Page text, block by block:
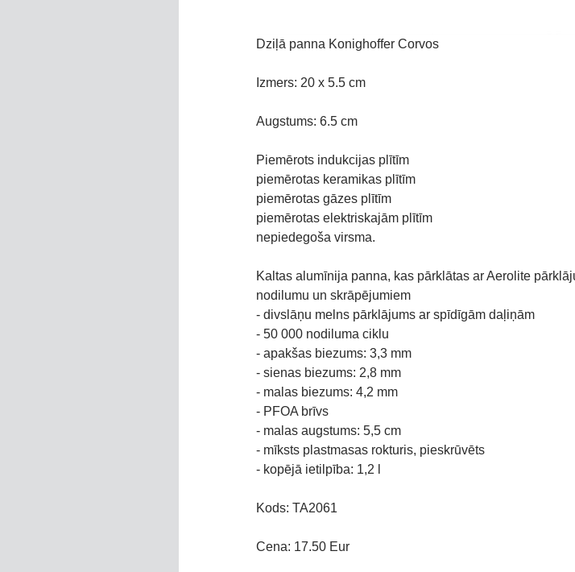
Dziļā panna Konighoffer Corvos
Izmers: 20 x 5.5 cm
Augstums: 6.5 cm
Piemērots indukcijas plītīm
piemērotas keramikas plītīm
piemērotas gāzes plītīm
piemērotas elektriskajām plītīm
nepiedegoša virsma.
Kaltas alumīnija panna, kas pārklātas ar Aerolite
nodilumu un skrāpējumiem
- divslāņu melns pārklājums ar spīdīgām daļiņām
- 50 000 nodiluma ciklu
- apakšas biezums: 3,3 mm
- sienas biezums: 2,8 mm
- malas biezums: 4,2 mm
- PFOA brīvs
- malas augstums: 5,5 cm
- mīksts plastmasas rokturis, pieskrūvēts
- kopējā ietilpība: 1,2 l
Kods: TA2061
Cena: 17.50 Eur